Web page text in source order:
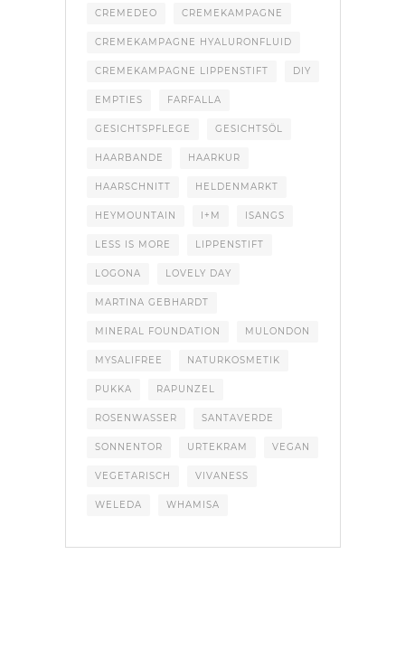
CREMEDEO CREMEKAMPAGNE
CREMEKAMPAGNE HYALURONFLUID
CREMEKAMPAGNE LIPPENSTIFT DIY
EMPTIES FARFALLA
GESICHTSPFLEGE GESICHTSÖL
HAARBANDE HAARKUR
HAARSCHNITT HELDENMARKT
HEYMOUNTAIN I+M ISANGS
LESS IS MORE LIPPENSTIFT
LOGONA LOVELY DAY
MARTINA GEBHARDT
MINERAL FOUNDATION MULONDON
MYSALIFREE NATURKOSMETIK
PUKKA RAPUNZEL
ROSENWASSER SANTAVERDE
SONNENTOR URTEKRAM VEGAN
VEGETARISCH VIVANESS
WELEDA WHAMISA